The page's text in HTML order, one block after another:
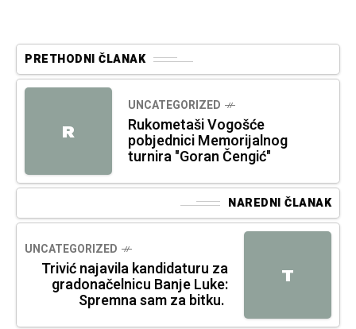
PRETHODNI ČLANAK
R
UNCATEGORIZED
Rukometaši Vogošće
pobjednici Memorijalnog
turnira "Goran Čengić"
NAREDNI ČLANAK
T
UNCATEGORIZED
Trivić najavila kandidaturu za
gradonačelnicu Banje Luke:
Spremna sam za bitku.